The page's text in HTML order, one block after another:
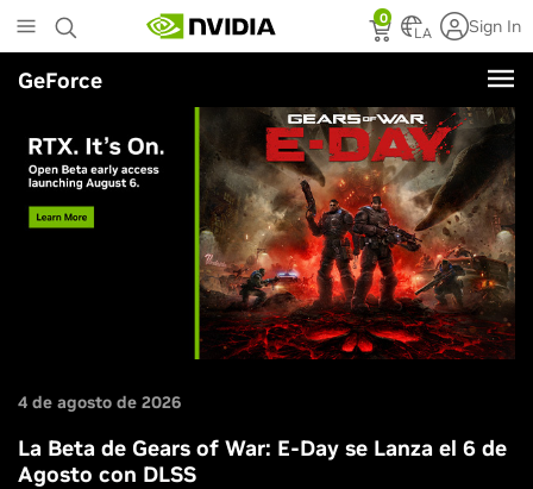
to
main
content
0
LA Sign In
GeForce
4 de agosto de 2026
La Beta de Gears of War: E-Day se Lanza el 6 de
Agosto con DLSS